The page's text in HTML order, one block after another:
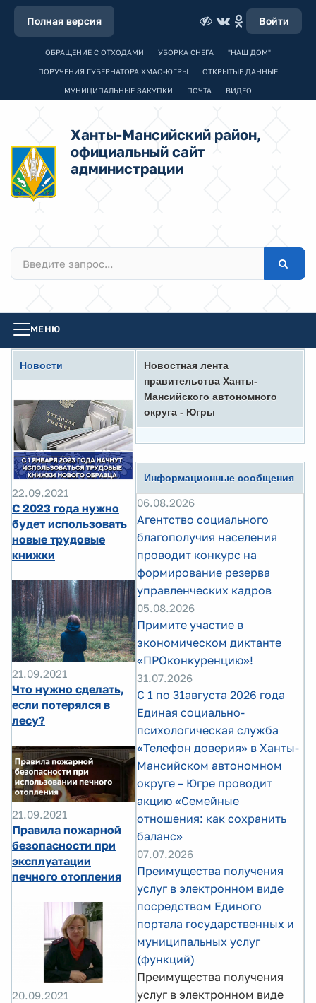
Полная версия Войти
ОБРАЩЕНИЕ С ОТХОДАМИ УБОРКА СНЕГА "НАШ ДОМ"
ПОРУЧЕНИЯ ГУБЕРНАТОРА ХМАО-ЮГРЫ ОТКРЫТЫЕ ДАННЫЕ
МУНИЦИПАЛЬНЫЕ ЗАКУПКИ ПОЧТА ВИДЕО
Ханты-Мансийский район,
официальный сайт
администрации
МЕНЮ
Новости
22.09.2021
С 2023 года нужно
будет использовать
новые трудовые
книжки
21.09.2021
Что нужно сделать,
если потерялся в
лесу?
21.09.2021
Правила пожарной
безопасности при
эксплуатации
печного отопления
20.09.2021
Новостная лента
правительства Ханты-
Мансийского автономного
округа - Югры
Информационные сообщения
06.08.2026
Агентство социального
благополучия населения
проводит конкурс на
формирование резерва
управленческих кадров
05.08.2026
Примите участие в
экономическом диктанте
«ПРОконкуренцию»!
31.07.2026
С 1 по 31августа 2026 года
Единая социально-
психологическая служба
«Телефон доверия» в Ханты-
Мансийском автономном
округе – Югре проводит
акцию «Семейные
отношения: как сохранить
баланс»
07.07.2026
Преимущества получения
услуг в электронном виде
посредством Единого
портала государственных и
муниципальных услуг
(функций)
Преимущества получения
услуг в электронном виде